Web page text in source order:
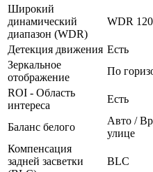
Широкий
динамический
диапазон (WDR)
WDR
Детекция движения Есть
Зеркальное
отображение
По
ROI - Область
интереса
Есть
Баланс белого
Авто /
улице
Компенсация
задней засветки
BLC